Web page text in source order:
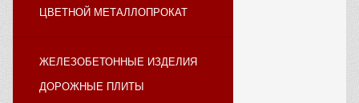
ЦВЕТНОЙ МЕТАЛЛОПРОКАТ
ЖЕЛЕЗОБЕТОННЫЕ ИЗДЕЛИЯ
ДОРОЖНЫЕ ПЛИТЫ